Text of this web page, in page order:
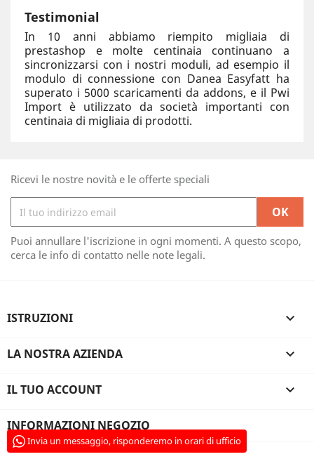
Invia un messaggio, risponderemo in orari di ufficio
Testimonial
In 10 anni abbiamo riempito migliaia di
prestashop e molte centinaia continuano a
sincronizzarsi con i nostri moduli, ad esempio il
modulo di connessione con Danea Easyfatt ha
superato i 5000 scaricamenti da addons, e il Pwi
Import è utilizzato da società importanti con
centinaia di migliaia di prodotti.
Ricevi le nostre novità e le offerte speciali
Puoi annullare l'iscrizione in ogni momenti. A questo scopo,
cerca le info di contatto nelle note legali.
ISTRUZIONI 
LA NOSTRA AZIENDA 
IL TUO ACCOUNT 
INFORMAZIONI NEGOZIO
© 2026 - PrestaModules.com - FR 35788937803